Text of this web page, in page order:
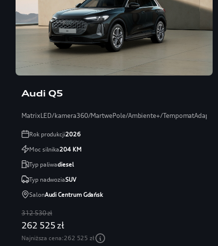
Audi Q5
MatrixLED/kamera360/MartwePole/Ambiente+/
Rok produkcji2026
Moc silnika204KM
Typ paliwadiesel
Typ nadwoziaSUV
SalonAudi Centrum Gdańsk
312 530 zł
262 525 zł
Najniższa cena:262 525 zł